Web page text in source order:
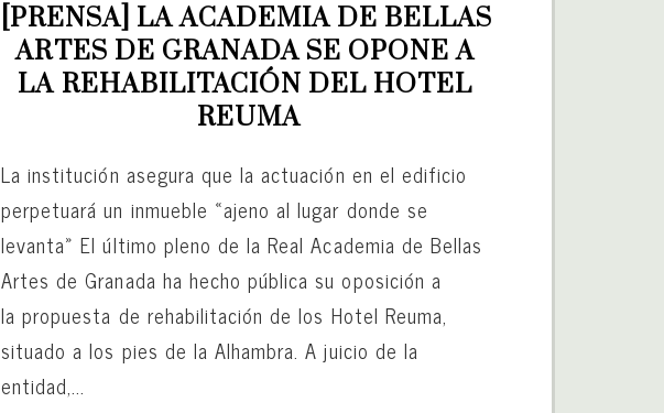
[PRENSA] LA ACADEMIA DE BELLAS
ARTES DE GRANADA SE OPONE A
LA REHABILITACIÓN DEL HOTEL
REUMA
La institución asegura que la actuación en el edificio
perpetuará un inmueble «ajeno al lugar donde se
levanta» El último pleno de la Real Academia de Bellas
Artes de Granada ha hecho pública su oposición a
la propuesta de rehabilitación de los Hotel Reuma,
situado a los pies de la Alhambra. A juicio de la
entidad,...